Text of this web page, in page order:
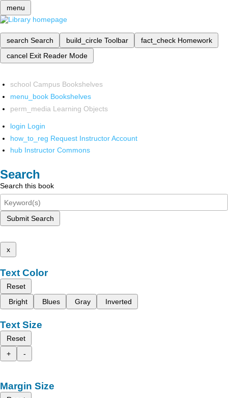
menu
search Search build_circle Toolbar fact_check Homework
cancel Exit Reader Mode
school Campus Bookshelves
menu_book Bookshelves
perm_media Learning Objects
login Login
how_to_reg Request Instructor Account
hub Instructor Commons
Search
Search this book
Submit Search
x
Text Color
Reset
Bright
Blues Gray Inverted
Text Size
Reset
+
-
Margin Size